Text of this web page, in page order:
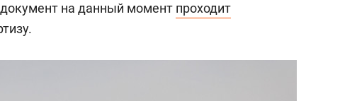
на данный момент проходит